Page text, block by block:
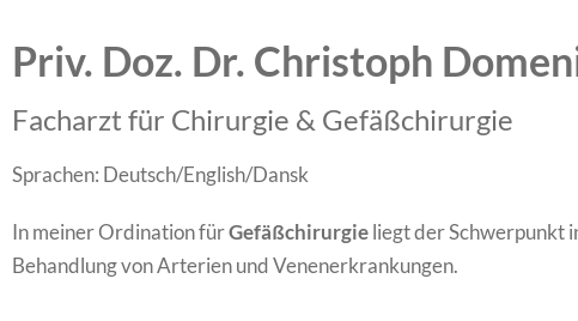
Priv. Doz. Dr. Christoph
Facharzt für Chirurgie & Gefäßchirurgie
Sprachen: Deutsch/English/Dansk
In meiner Ordination fürGefäßchirurgieliegt der Schwerpunkt
Behandlung von Arterien und Venenerkrankungen.